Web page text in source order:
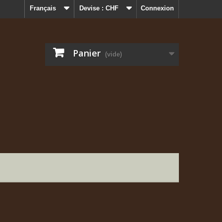
Connexion
Devise : CHF
Français
Panier (vide)